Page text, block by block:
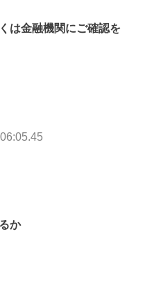
は金融機関にご確認を
か